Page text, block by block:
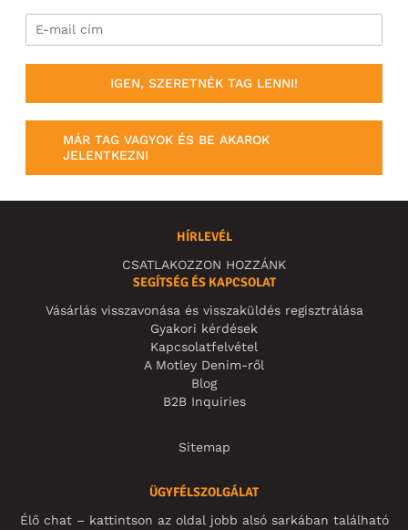
IGEN, SZERETNÉK TAG LENNI!
MÁR TAG VAGYOK ÉS BE AKAROK
JELENTKEZNI
HÍRLEVÉL
CSATLAKOZZON HOZZÁNK
SEGÍTSÉG ÉS KAPCSOLAT
Vásárlás visszavonása és visszaküldés regisztrálása
Gyakori kérdések
Kapcsolatfelvétel
A Motley Denim-ről
Blog
B2B Inquiries
Sitemap
ÜGYFÉLSZOLGÁLAT
Élő chat – kattintson az oldal jobb alsó sarkában található